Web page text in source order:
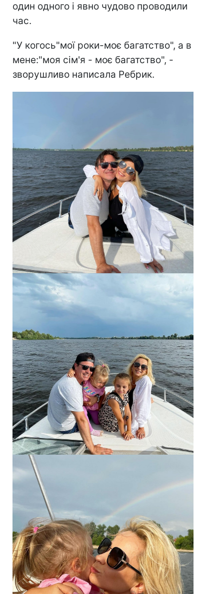
один одного і явно чудово проводили
час.
"У когось"мої роки-моє багатство", а в
мене:"моя сім'я - моє багатство", -
зворушливо написала Ребрик.